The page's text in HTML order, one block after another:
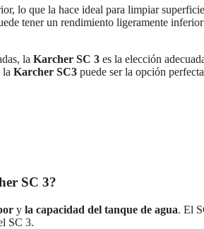
lo que la hace ideal para limpiar
tener un rendimiento ligeramente inferior
la Karcher SC 3 es la elección
la Karcher SC3 puede ser la opción perfecta
SC 3?
y la capacidad del tanque de agua. El
SC 3.